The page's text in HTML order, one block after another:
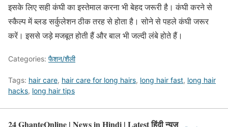
इसके लिए सही कंघी का इस्तेमाल करना भी बेहद जरूरी है। कंघी करने से
स्कैल्प में ब्लड सर्कुलेशन ठीक तरह से होता है। सोने से पहले कंघी जरूर
करें। इससे जड़े मजबूत होती हैं और बाल भी जल्दी लंबे होते हैं।
Categories: फैशन/शैली
Tags: hair care, hair care for long hairs, long hair fast, long hair
hacks, long hair tips
24 GhanteOnline | News in Hindi | Latest हिंदी न्यूज़